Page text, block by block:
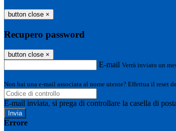
button close ×
Recupero password
button close ×
E-mail Verrà inviato un
Non hai una e-mail associata al nome utente? Effettua il reset
E-mail inviata, si prega di controllare la casella di
Errore